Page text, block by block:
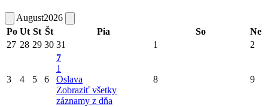
August2026
Po Ut St Št Pia So
Ne
27 28 29 30 31 1 2
3 4 5 6
7
1
Oslava
Zobraziť všetky
záznamy z dňa
8 9